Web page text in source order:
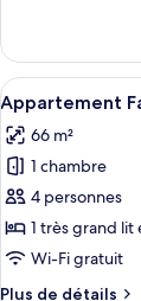
privée
le
type
de
chambre
Penthouse,
piscine
privée
Afficher
toutes
les
photos
pour
ce
type
8
Appartement
66 m²
1 chambre
4 personnes
1 très grand lit
Wi-Fi gratuit
Plus de détails
Plus